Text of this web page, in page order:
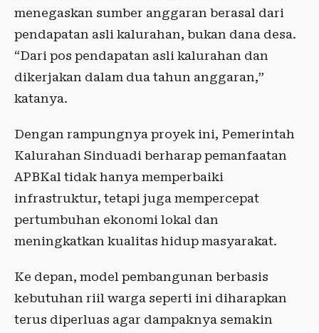
menegaskan sumber anggaran berasal dari
pendapatan asli kalurahan, bukan dana desa.
“Dari pos pendapatan asli kalurahan dan
dikerjakan dalam dua tahun anggaran,”
katanya.
Dengan rampungnya proyek ini, Pemerintah
Kalurahan Sinduadi berharap pemanfaatan
APBKal tidak hanya memperbaiki
infrastruktur, tetapi juga mempercepat
pertumbuhan ekonomi lokal dan
meningkatkan kualitas hidup masyarakat.
Ke depan, model pembangunan berbasis
kebutuhan riil warga seperti ini diharapkan
terus diperluas agar dampaknya semakin